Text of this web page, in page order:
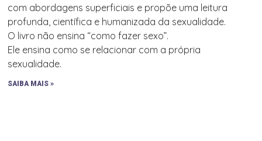
com abordagens superficiais e propõe uma leitura
profunda, científica e humanizada da sexualidade.
O livro não ensina “como fazer sexo”.
Ele ensina como se relacionar com a própria
sexualidade.
SAIBA MAIS »